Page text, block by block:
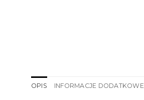
OPIS INFORMACJE DODATKOWE